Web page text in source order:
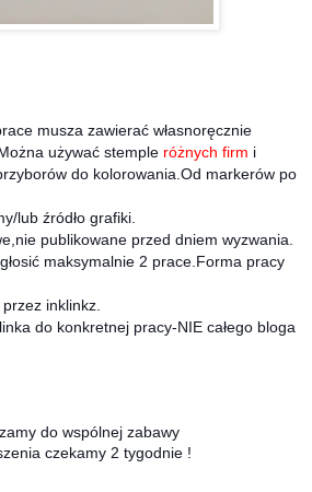
musza zawierać własnoręcznie
używać stemple różnych firm i
do kolorowania. Od markerów po
lub źródło grafiki.
publikowane przed dniem wyzwania.
maksymalnie 2 prace.Forma pracy
inklinkz.
do konkretnej pracy-NIE całego bloga
do wspólnej zabawy
czekamy 2 tygodnie !